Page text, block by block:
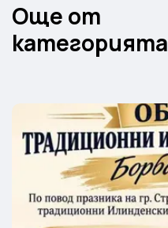
Още от
категорията